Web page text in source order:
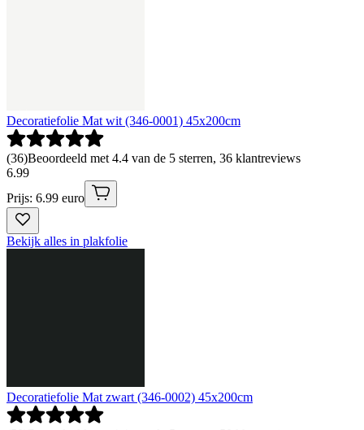
Decoratiefolie Mat wit (346-0001) 45x200cm
(36)Beoordeeld met 4.4 van de 5 sterren, 36 klantreviews
6.99
Prijs: 6.99 euro
Bekijk alles in plakfolie
Decoratiefolie Mat zwart (346-0002) 45x200cm